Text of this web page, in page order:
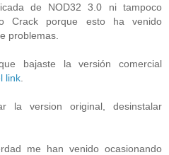
de NOD32 3.0 ni tampoco
Crack porque esto ha venido
problemas.
bajaste la versión comercial
link
la version original, desinstalar
me han venido ocasionando